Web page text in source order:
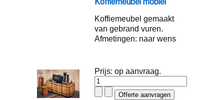
Koffiemeubel mobiel
Koffiemeubel gemaakt
van gebrand vuren.
Afmetingen: naar wens
Prijs: op aanvraag.